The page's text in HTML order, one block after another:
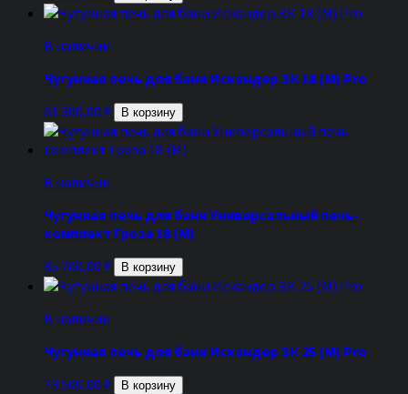
В наличии
Чугунная печь для бани Искандер ЗК 18 (М) Pro
61 300,00 ₽ В корзину
В наличии
Чугунная печь для бани Универсальный печь-
комплект Гроза 18 (М)
85 200,00 ₽ В корзину
В наличии
Чугунная печь для бани Искандер ЗК 25 (М) Pro
73 500,00 ₽ В корзину